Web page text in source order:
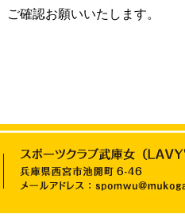
ご確認お願いいたします。